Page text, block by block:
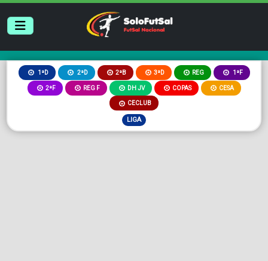
1ªD 2ªD 2ªB 3ªD REG 1ªF
2ªF REG F DH JV COPAS CESA
CECLUB
LIGA